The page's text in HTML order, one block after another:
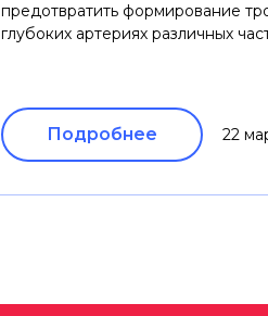
предотвратить формирование
глубоких артериях различных
Подробнее 22